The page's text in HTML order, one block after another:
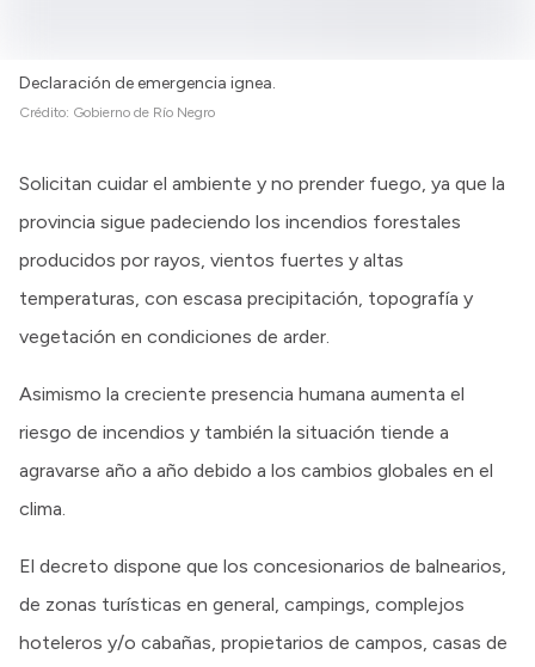
Declaración de emergencia ignea.
Crédito: Gobierno de Río Negro
Solicitan cuidar el ambiente y no prender fuego, ya que la
provincia sigue padeciendo los incendios forestales
producidos por rayos, vientos fuertes y altas
temperaturas, con escasa precipitación, topografía y
vegetación en condiciones de arder.
Asimismo la creciente presencia humana aumenta el
riesgo de incendios y también la situación tiende a
agravarse año a año debido a los cambios globales en el
clima.
El decreto dispone que los concesionarios de balnearios,
de zonas turísticas en general, campings, complejos
hoteleros y/o cabañas, propietarios de campos, casas de